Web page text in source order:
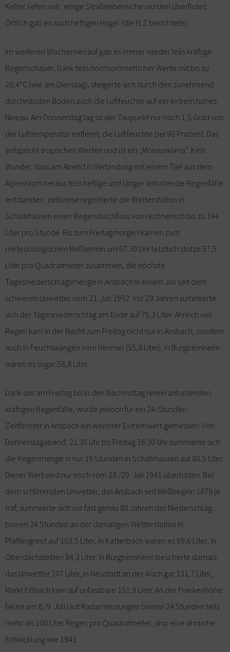
Keller liefen voll, einige Straßenbereiche wurden überflutet.
Örtlich gab es auch heftigen Hagel (die FLZ berichtete).
Im weiteren Wochenverlauf gab es immer wieder teils kräftige
Regenschauer, Dank teils hochsommerlicher Werte mit bis zu
28,4°C (wie am Dienstag), steigerte sich durch den zunehmend
durchnässten Boden auch die Luftfeuchte auf ein extrem hohes
Niveau. Am Donnerstag lag so der Taupunkt nur noch 1,5 Grad von
der Lufttemperatur entfernt, die Luftfeuchte bei 90 Prozent. Das
entspricht tropischen Werten und ist ein „Monsunklima“. Kein
Wunder, dass am Abend in Verbindung mit einem Tief aus dem
Alpenraum heraus teils heftige und länger anhaltende Regenfälle
entstanden, zeitweise registrierte die Wetterstation in
Schalkhausen einen Regendurchfluss von rechnerisch bis zu 144
Liter pro Stunde. Bis zum Freitagmorgen kamen zum
meteorologischen Meßtermin um 07.30 Uhr letztlich stolze 57,5
Liter pro Quadratmeter zusammen, die höchste
Tagesniederschlagsmenge in Ansbach in einem Juli seit dem
schweren Unwetter vom 21. Juli 1992: Vor 29 Jahren summierte
sich der Tagesniederschlag am Ende auf 75,3 Liter. Ähnlich viel
Regen kam in der Nacht zum Freitag nicht nur in Ansbach, sondern
auch in Feuchtwangen vom Himmel (55,8 Liter), in Burgbernheim
waren es sogar 58,8 Liter.
Dank der am Freitag bis in den Nachmittag hinein anhaltenden
kräftigen Regenfälle, wurde jedoch für ein 24-Stunden-
Zeitfenster in Ansbach ein weiterer Extremwert gemessen: Von
Donnerstagabend, 21.30 Uhr bis Freitag 16.30 Uhr summierte sich
die Regenmenge in nur 19 Stunden in Schalkhausen auf 80,5 Liter.
Dieser Wert wird nur noch vom 28./29. Juli 1941 überboten. Bei
dem schlimmsten Unwetter, das Ansbach seit Meßbeginn 1879 je
traf, summierte sich vor fast genau 80 Jahren der Niederschlag
binnen 24 Stunden an der damaligen Wetterstation in
Pfaffengreut auf 103,5 Liter, in Katterbach waren es 69,6 Liter, in
Oberdachstetten 84,3 Liter. In Burgbernheim bescherte damals
das Unwetter 107 Liter, in Neustadt an der Aisch gar 131,7 Liter,
Markt Erlbach kam auf unfassbare 151,9 Liter. An der Frankenhöhe
fielen am 8./9. Juli laut Radarmessungen binnen 24 Stunden teils
mehr als 100 Liter Regen pro Quadratmeter, also eine ähnliche
Entwicklung wie 1941.